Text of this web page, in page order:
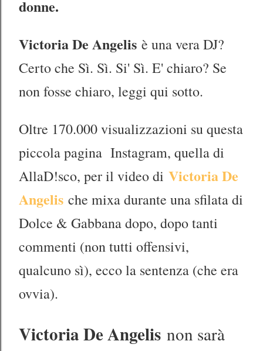
donne.
Victoria De Angelis è una vera DJ?
Certo che Sì. Sì. Si' Sì. E' chiaro? Se
non fosse chiaro, leggi qui sotto.
Oltre 170.000 visualizzazioni su questa
piccola pagina Instagram, quella di
AllaD!sco, per il video di Victoria De
Angelis che mixa durante una sfilata di
Dolce & Gabbana dopo, dopo tanti
commenti (non tutti offensivi,
qualcuno sì), ecco la sentenza (che era
ovvia).
Victoria De Angelis non sarà